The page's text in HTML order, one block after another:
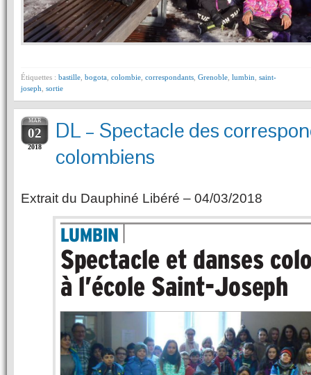
Étiquettes : bastille bogota colombie correspondants Grenoble lumbin saint-
joseph sortie
MAR
02
2018
DL – Spectacle des
colombiens
Extrait du Dauphiné Libéré – 04/03/2018